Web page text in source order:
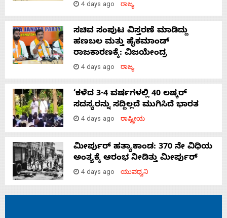
4 days ago ರಾಜ್ಯ
ಸಚಿವ ಸಂಪುಟ ವಿಸ್ತರಣೆ ಮಾಡಿದ್ದು
ಹಣಬಲ ಮತ್ತು ಹೈಕಮಾಂಡ್
ರಾಜಕಾರಣಕ್ಕೆ: ವಿಜಯೇಂದ್ರ
4 days ago ರಾಜ್ಯ
‘ಕಳೆದ 3-4 ವರ್ಷಗಳಲ್ಲಿ 40 ಲಷ್ಕರ್
ಸದಸ್ಯರನ್ನು ಸದ್ದಿಲ್ಲದೆ ಮುಗಿಸಿದೆ ಭಾರತ
4 days ago ರಾಷ್ಟ್ರೀಯ
ಮೀರ್ಪುರ್ ಹತ್ಯಾಕಾಂಡ: 370 ನೇ ವಿಧಿಯ
ಅಂತ್ಯಕ್ಕೆ ಆರಂಭ ನೀಡಿತ್ತು ಮೀರ್ಪುರ್
4 days ago ಯುವಧ್ವನಿ